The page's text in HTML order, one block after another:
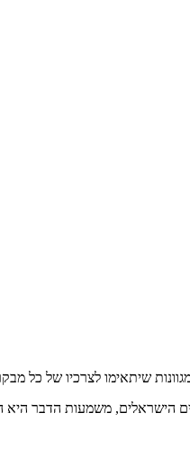
שיתאימו לצרכיו של כל
הישראלים, משמעות הדבר היא